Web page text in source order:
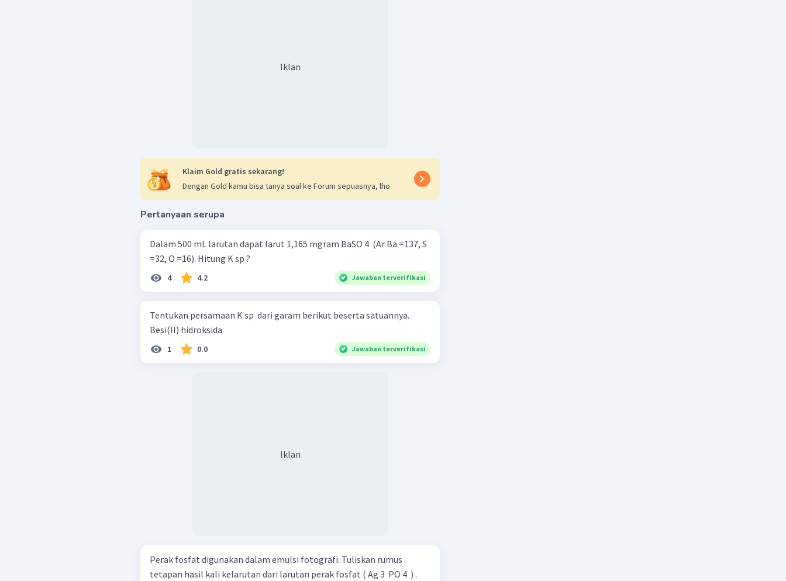
Iklan
Klaim Gold gratis sekarang!
Dengan Gold kamu bisa tanya soal ke Forum sepuasnya, lho.
Pertanyaan serupa
Dalam 500 mL larutan dapat larut 1,165 mgram BaSO 4 ​ (Ar Ba =137, S
=32, O =16). Hitung K sp ?
4 4.2 Jawaban terverifikasi
Tentukan persamaan K sp ​ dari garam berikut beserta satuannya.
Besi(II) hidroksida
1 0.0 Jawaban terverifikasi
Iklan
Perak fosfat digunakan dalam emulsi fotografi. Tuliskan rumus
tetapan hasil kali kelarutan dari larutan perak fosfat ( Ag 3 ​ PO 4 ​ ) .